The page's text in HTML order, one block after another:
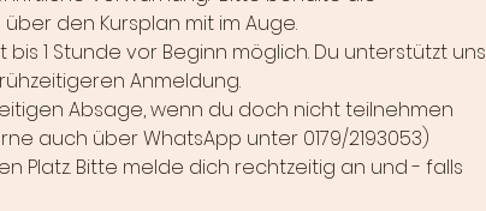
den Kursplan mit im Auge.
1 Stunde vor Beginn möglich. Du unterstützt uns
Anmeldung.
Absage, wenn du doch nicht teilnehmen
auch über WhatsApp unter 0179/2193053)
Platz. Bitte melde dich rechtzeitig an und - falls